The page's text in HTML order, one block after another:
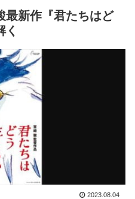
新作『君たちはど
く
2023.08.04